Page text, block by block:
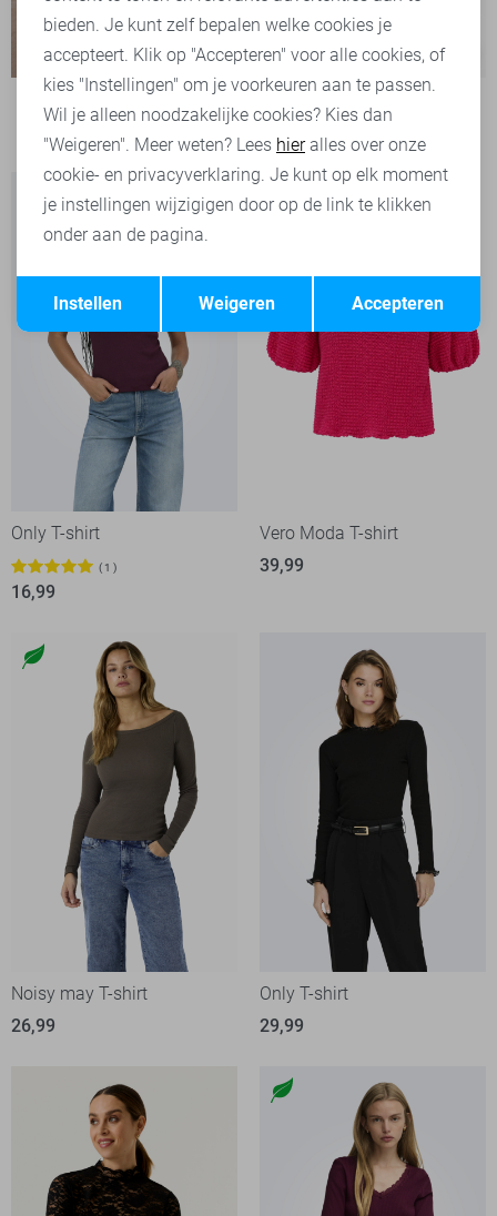
-20%
28,00
Only T-shirt
1
16,99
Vero Moda T-shirt
39,99
Noisy may T-shirt
26,99
Only T-shirt
29,99
Terug Opslaan
bieden. Je kunt zelf bepalen welke cookies je
accepteert. Klik op "Accepteren" voor alle cookies, of
kies "Instellingen" om je voorkeuren aan te passen.
Wil je alleen noodzakelijke cookies? Kies dan
"Weigeren". Meer weten? Lees hieralles over onze
cookie- en privacyverklaring. Je kunt op elk moment
je instellingen wijzigigen door op de link te klikken
onder aan de pagina.
Accepteren
Weigeren
Instellen